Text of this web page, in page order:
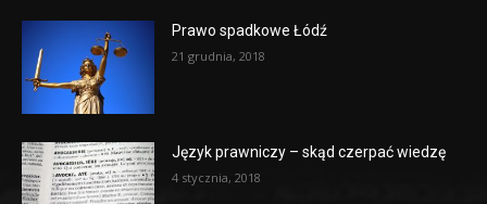
Prawo spadkowe Łódź
21 grudnia, 2018
Język prawniczy – skąd czerpać wiedzę
4 stycznia, 2018